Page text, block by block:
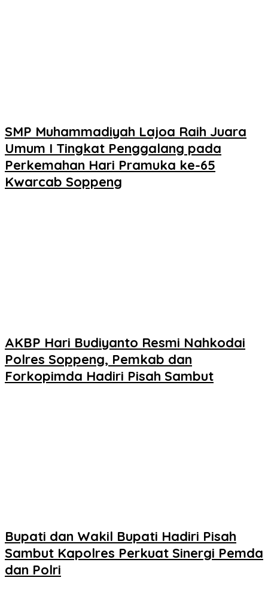
SMP Muhammadiyah Lajoa Raih Juara
Umum I Tingkat Penggalang pada
Perkemahan Hari Pramuka ke-65
Kwarcab Soppeng
AKBP Hari Budiyanto Resmi Nahkodai
Polres Soppeng, Pemkab dan
Forkopimda Hadiri Pisah Sambut
Bupati dan Wakil Bupati Hadiri Pisah
Sambut Kapolres Perkuat Sinergi Pemda
dan Polri